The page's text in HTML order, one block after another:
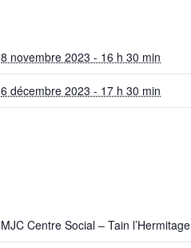
8 novembre 2023 - 16 h 30 min
6 décembre 2023 - 17 h 30 min
MJC Centre Social – Tain l’Hermitage